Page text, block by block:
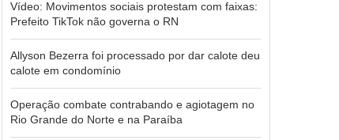
Vídeo: Movimentos sociais protestam com faixas:
Prefeito TikTok não governa o RN
Allyson Bezerra foi processado por dar calote deu
calote em condomínio
Operação combate contrabando e agiotagem no
Rio Grande do Norte e na Paraíba